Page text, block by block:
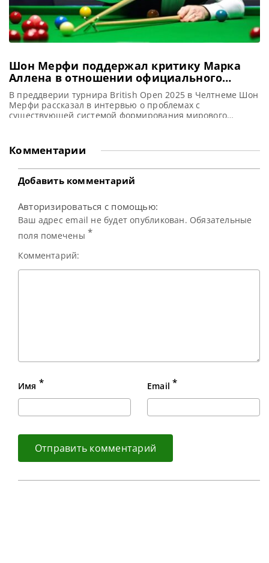
Шон Мерфи поддержал критику Марка
Аллена в отношении официального
мирового рейтинга по снукеру
В преддверии турнира British Open 2025 в Челтнеме Шон
Мерфи рассказал в интервью о проблемах с
существующей системой формирования мирового
Аллен солидарны во мнении о необходимости
пересмотра действующей системы начисления очков в
официальном снукерном рейтинге. Вдохновленный своей
победой
Комментарии
Добавить комментарий
Авторизироваться с помощью:
Ваш адрес email не будет опубликован. Обязательные
поля помечены *
Комментарий:
Имя * Email *